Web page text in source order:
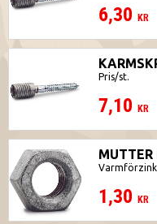
6,30 KR
Pris/st.
7,10 KR
MUTTER
1,30 KR